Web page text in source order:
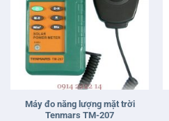
Máy đo năng lượng mặt trời
Tenmars TM-207